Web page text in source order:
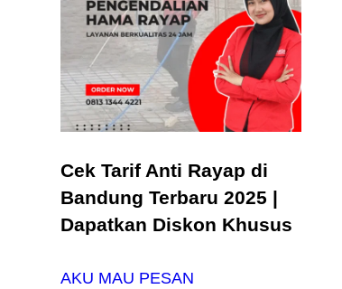
Cek Tarif Anti Rayap di
Bandung Terbaru 2025 |
Dapatkan Diskon Khusus
AKU MAU PESAN